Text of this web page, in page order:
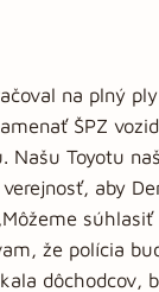
na plný
ŠPZ
Našu Toyotu
aby
že polícia
dôchodcov,